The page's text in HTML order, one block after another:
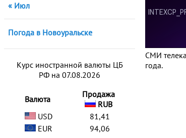
« Июл
Погода в Новоуральске
Курс иностранной валюты ЦБ
РФ на 07.08.2026
Валюта
Продажа
RUB
USD
81,41
EUR
94,06
СМИ
года.